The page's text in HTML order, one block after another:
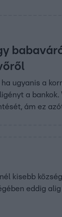
ugyanis a
a
ám ez
kisebb
eddig